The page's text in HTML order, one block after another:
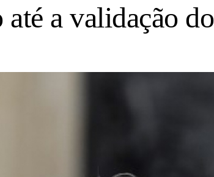
a validação